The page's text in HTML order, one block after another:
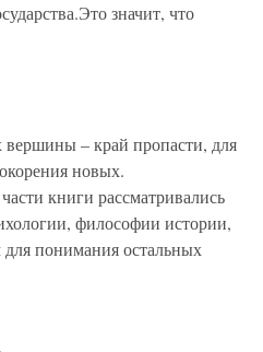
значит, что
– край пропасти, для
новых.
книги рассматривались
философии истории,
понимания остальных